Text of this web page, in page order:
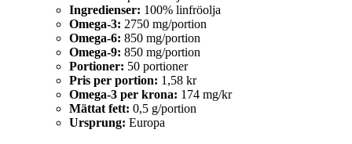
Ingredienser: 100% linfröolja
Omega-3: 2750 mg/portion
Omega-6: 850 mg/portion
Omega-9: 850 mg/portion
Portioner: 50 portioner
Pris per portion: 1,58 kr
Omega-3 per krona: 174 mg/kr
Mättat fett: 0,5 g/portion
Ursprung: Europa